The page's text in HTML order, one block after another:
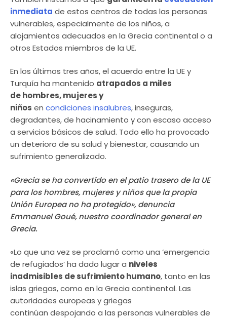
inmediata de estos centros de todas las personas
vulnerables, especialmente de los niños, a
alojamientos adecuados en la Grecia continental o a
otros Estados miembros de la UE.
En los últimos tres años, el acuerdo entre la UE y
Turquía ha mantenido atrapados a miles
de hombres, mujeres y
niños en condiciones insalubres, inseguras,
degradantes, de hacinamiento y con escaso acceso
a servicios básicos de salud. Todo ello ha provocado
un deterioro de su salud y bienestar, causando un
sufrimiento generalizado.
«Grecia se ha convertido en el patio trasero de la UE
para los hombres, mujeres y niños que la propia
Unión Europea no ha protegido», denuncia
Emmanuel Goué, nuestro coordinador general en
Grecia.
«Lo que una vez se proclamó como una ‘emergencia
de refugiados’ ha dado lugar a niveles
inadmisibles de sufrimiento humano, tanto en las
islas griegas, como en la Grecia continental. Las
autoridades europeas y griegas
continúan despojando a las personas vulnerables de